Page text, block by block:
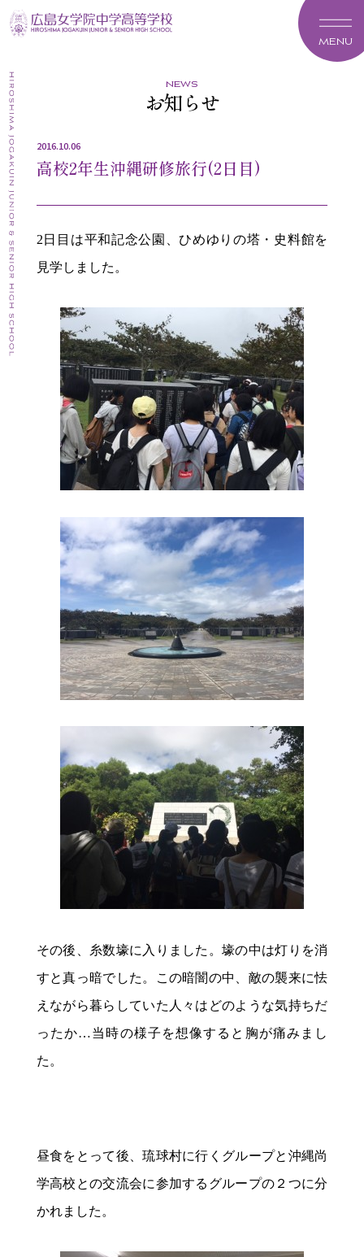
MENU
news
お知らせ
2016.10.06
高校2年生沖縄研修旅行(2日目)
2日目は平和記念公園、ひめゆりの塔・史料館を
見学しました。
その後、糸数壕に入りました。壕の中は灯りを消
すと真っ暗でした。この暗闇の中、敵の襲来に怯
えながら暮らしていた人々はどのような気持ちだ
ったか…当時の様子を想像すると胸が痛みまし
た。
昼食をとって後、琉球村に行くグループと沖縄尚
学高校との交流会に参加するグループの２つに分
かれました。